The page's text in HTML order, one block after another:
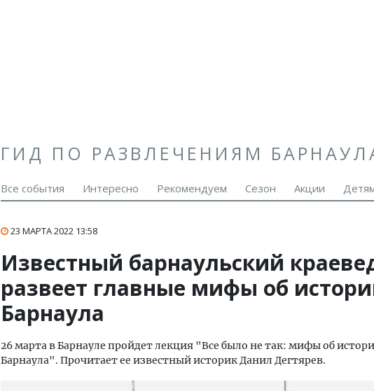
ГИД ПО РАЗВЛЕЧЕНИЯМ
Все события Интересно Рекомендуем Сезон Акции
23 МАРТА 2022 13:58
Известный барнаульский
развеет главные мифы об
Барнаула
26 марта в Барнауле пройдет лекция "Все было не так: мифы об
Барнаула". Прочитает ее известный историк Данил Дегтярев.